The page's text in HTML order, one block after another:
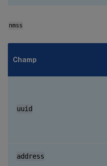
nmss
Champ
uuid
address